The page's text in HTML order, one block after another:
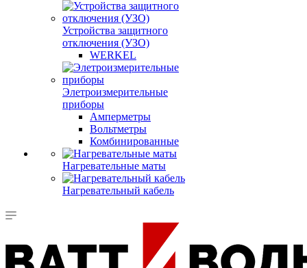
Устройства защитного
отключения (УЗО)
WERKEL
Элетроизмерительные
приборы
Амперметры
Вольтметры
Комбинированные
Нагревательные маты
Нагревательный кабель